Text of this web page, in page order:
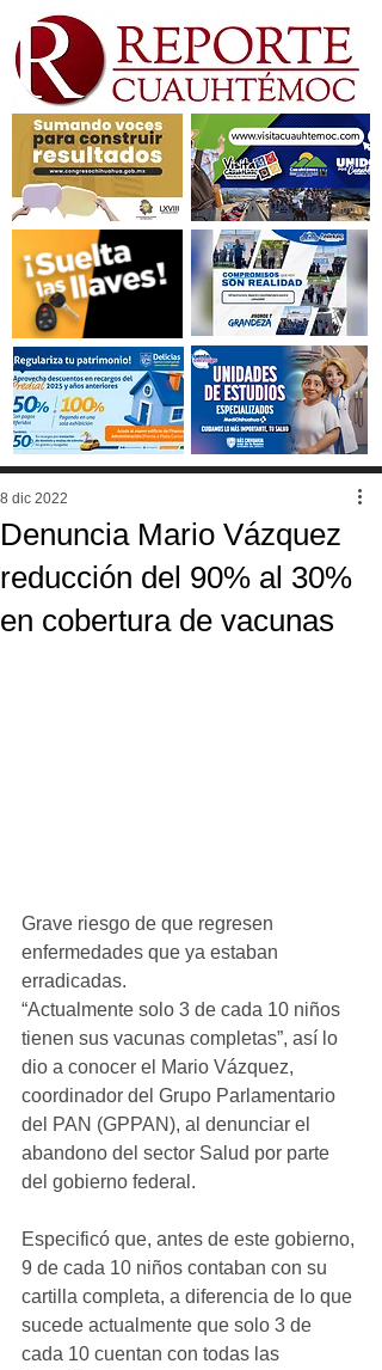
Denuncia Mario Vázquez
reducción del 90% al 30%
en cobertura de vacunas
8 dic 2022
Grave riesgo de que regresen
enfermedades que ya estaban
erradicadas.
“Actualmente solo 3 de cada 10 niños
tienen sus vacunas completas”, así lo
dio a conocer el Mario Vázquez,
coordinador del Grupo Parlamentario
del PAN (GPPAN), al denunciar el
abandono del sector Salud por parte
del gobierno federal.
Especificó que, antes de este gobierno,
9 de cada 10 niños contaban con su
cartilla completa, a diferencia de lo que
sucede actualmente que solo 3 de
cada 10 cuentan con todas las